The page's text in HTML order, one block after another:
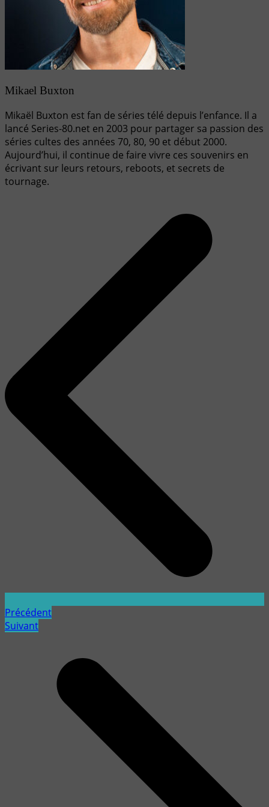
Mikael Buxton
Mikaël Buxton est fan de séries télé depuis l’enfance. Il a
lancé Series-80.net en 2003 pour partager sa passion des
séries cultes des années 70, 80, 90 et début 2000.
Aujourd’hui, il continue de faire vivre ces souvenirs en
écrivant sur leurs retours, reboots, et secrets de
tournage.
Précédent
Suivant